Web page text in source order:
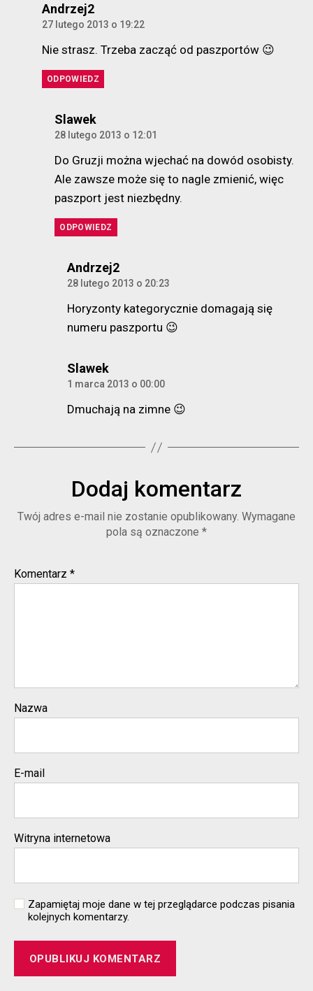
Andrzej2komentarz:
27 lutego 2013 o 19:22
Nie strasz. Trzeba zacząć od paszportów 😉
ODPOWIEDZ
Slawekkomentarz:
28 lutego 2013 o 12:01
Do Gruzji można wjechać na dowód osobisty.
Ale zawsze może się to nagle zmienić, więc
paszport jest niezbędny.
ODPOWIEDZ
Andrzej2komentarz:
28 lutego 2013 o 20:23
Horyzonty kategorycznie domagają się
numeru paszportu 😉
Slawekkomentarz:
1 marca 2013 o 00:00
Dmuchają na zimne 😉
Dodaj komentarz
Twój adres e-mail nie zostanie opublikowany. Wymagane
pola są oznaczone *
Komentarz *
Nazwa
E-mail
Witryna internetowa
Zapamiętaj moje dane w tej przeglądarce podczas pisania
kolejnych komentarzy.